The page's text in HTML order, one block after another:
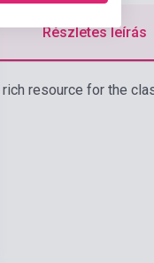
Részletes leírás
rich resource for the